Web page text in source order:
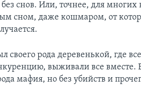
снов. Или, точнее, для многих
сном, даже кошмаром, от
своего рода деревенькой, где
выживали все вместе.
мафия, но без убийств и